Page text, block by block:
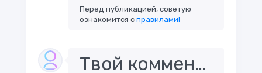
Перед публикацией, советую
ознакомится справилами!
Твой комментарий..